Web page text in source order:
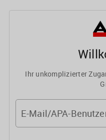
Ihr unkomplizierter
E-Mail/APA-